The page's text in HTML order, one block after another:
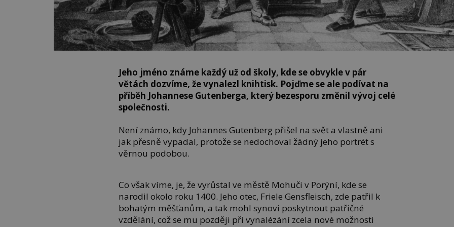
Jeho jméno známe každý už od školy, kde se obvykle v pár
větách dozvíme, že vynalezl knihtisk. Pojďme se ale podívat na
příběh Johannese Gutenberga, který bezesporu změnil vývoj celé
společnosti.
Není známo, kdy Johannes Gutenberg přišel na svět a vlastně ani
jak přesně vypadal, protože se nedochoval žádný jeho portrét s
věrnou podobou.
Co však víme, je, že vyrůstal ve městě Mohuči v Porýní, kde se
narodil okolo roku 1400. Jeho otec, Friele Gensfleisch, zde patřil k
bohatým měšťanům, a tak mohl synovi poskytnout patřičné
vzdělání, což se mu později při vynalézání zcela nové možnosti